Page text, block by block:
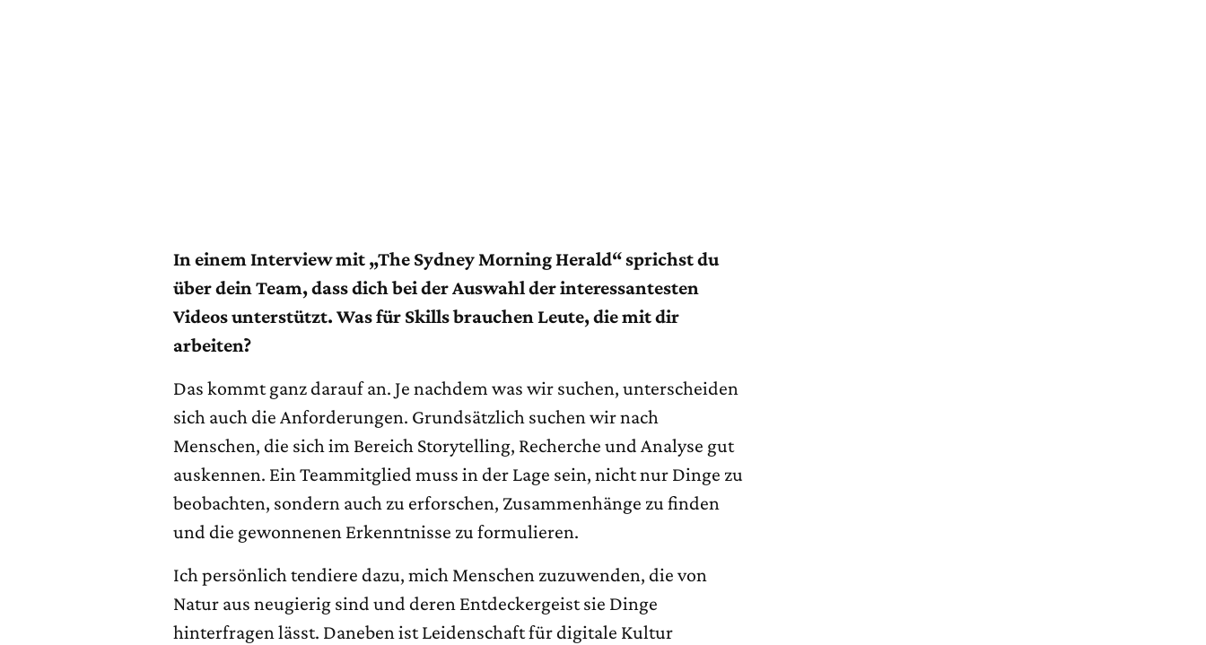
In einem Interview mit „The Sydney Morning Herald“ sprichst du
über dein Team, dass dich bei der Auswahl der interessantesten
Videos unterstützt. Was für Skills brauchen Leute, die mit dir
arbeiten?
Das kommt ganz darauf an. Je nachdem was wir suchen, unterscheiden
sich auch die Anforderungen. Grundsätzlich suchen wir nach
Menschen, die sich im Bereich Storytelling, Recherche und Analyse gut
auskennen. Ein Teammitglied muss in der Lage sein, nicht nur Dinge zu
beobachten, sondern auch zu erforschen, Zusammenhänge zu finden
und die gewonnenen Erkenntnisse zu formulieren.
Ich persönlich tendiere dazu, mich Menschen zuzuwenden, die von
Natur aus neugierig sind und deren Entdeckergeist sie Dinge
hinterfragen lässt. Daneben ist Leidenschaft für digitale Kultur